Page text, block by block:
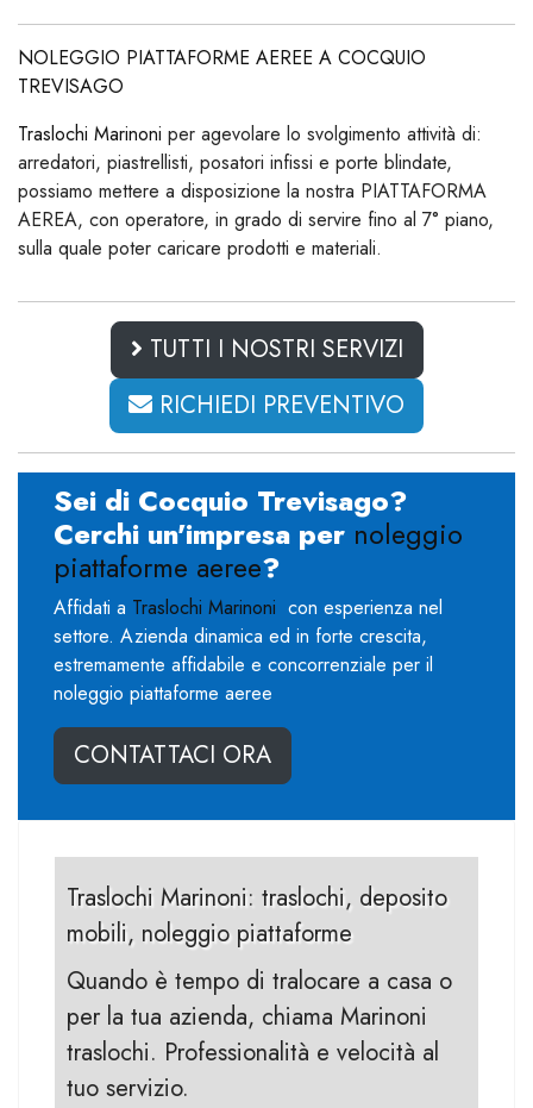
NOLEGGIO PIATTAFORME AEREE A COCQUIO
TREVISAGO
Traslochi Marinoni per agevolare lo svolgimento attività di:
arredatori, piastrellisti, posatori infissi e porte blindate,
possiamo mettere a disposizione la nostra PIATTAFORMA
AEREA, con operatore, in grado di servire fino al 7° piano,
sulla quale poter caricare prodotti e materiali.
TUTTI I NOSTRI SERVIZI
RICHIEDI PREVENTIVO
Sei di Cocquio Trevisago?
Cerchi un'impresa per noleggio
piattaforme aeree?
Affidati a Traslochi Marinoni con esperienza nel
settore. Azienda dinamica ed in forte crescita,
estremamente affidabile e concorrenziale per il
noleggio piattaforme aeree
CONTATTACI ORA
Traslochi Marinoni: traslochi, deposito
mobili, noleggio piattaforme
Quando è tempo di tralocare a casa o
per la tua azienda, chiama Marinoni
traslochi. Professionalità e velocità al
tuo servizio.